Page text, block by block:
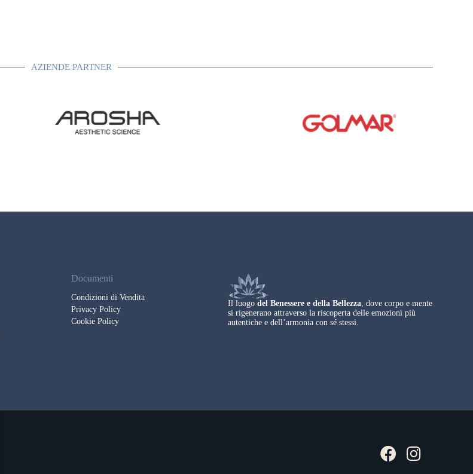
AZIENDE PARTNER
Documenti
Condizioni di Vendita
Privacy Policy
Cookie Policy
Il luogo del Benessere e della Bellezza, dove corpo e mente
si rigenerano attraverso la riscoperta delle emozioni più
autentiche e dell’armonia con sé stessi.